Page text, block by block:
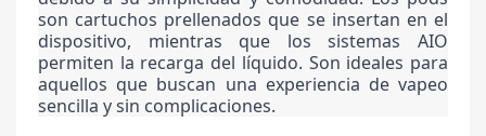
son cartuchos prellenados que se insertan en el
dispositivo, mientras que los sistemas AIO
permiten la recarga del líquido. Son ideales para
aquellos que buscan una experiencia de vapeo
sencilla y sin complicaciones.